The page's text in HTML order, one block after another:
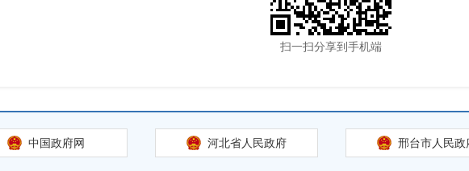
扫一扫分享到手机端
中国政府网 河北省人民政府 邢台市人民政